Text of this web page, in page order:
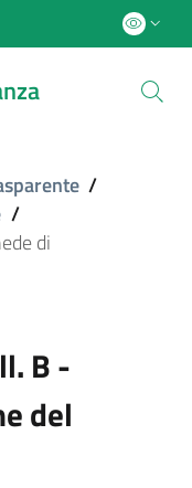
/
/
di
B -
del